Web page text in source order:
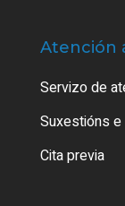
Atención
Servizo de
Suxestións
Cita previa